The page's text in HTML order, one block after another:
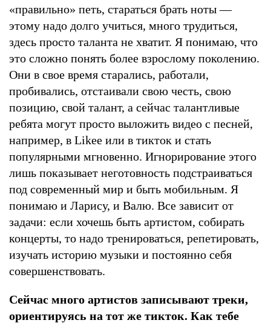
«правильно» петь, стараться брать ноты —
этому надо долго учиться, много трудиться,
здесь просто таланта не хватит. Я понимаю, что
это сложно понять более взрослому поколению.
Они в свое время старались, работали,
пробивались, отстаивали свою честь, свою
позицию, свой талант, а сейчас талантливые
ребята могут просто выложить видео с песней,
например, в Likee или в тикток и стать
популярными мгновенно. Игнорирование этого
лишь показывает неготовность подстраиваться
под современный мир и быть мобильным. Я
понимаю и Ларису, и Валю. Все зависит от
задачи: если хочешь быть артистом, собирать
концерты, то надо тренироваться, репетировать,
изучать историю музыки и постоянно себя
совершенствовать.
Сейчас много артистов записывают треки,
ориентируясь на тот же тикток. Как тебе